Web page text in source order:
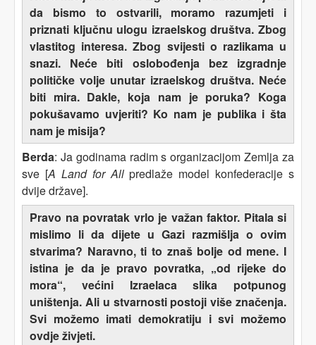
da bismo to ostvarili, moramo razumjeti i
priznati ključnu ulogu izraelskog društva. Zbog
vlastitog interesa. Zbog svijesti o razlikama u
snazi. Neće biti oslobođenja bez izgradnje
političke volje unutar izraelskog društva. Neće
biti mira. Dakle, koja nam je poruka? Koga
pokušavamo uvjeriti? Ko nam je publika i šta
nam je misija?
Berda: Ja godinama radim s organizacijom Zemlja za
sve [A Land for Allpredlaže model konfederacije s
dvije države].
Pravo na povratak vrlo je važan faktor. Pitala si
mislimo li da dijete u Gazi razmišlja o ovim
stvarima? Naravno, ti to znaš bolje od mene. I
istina je da je pravo povratka, „od rijeke do
mora“, većini Izraelaca slika potpunog
uništenja. Ali u stvarnosti postoji više značenja.
Svi možemo imati demokratiju i svi možemo
ovdje živjeti.